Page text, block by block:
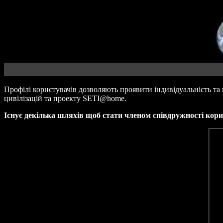
Профілі користувачів дозволяють проявити
цивілізацій та проекту SETI@home.
Існує декілька шляхів щоб стати членом співдружності